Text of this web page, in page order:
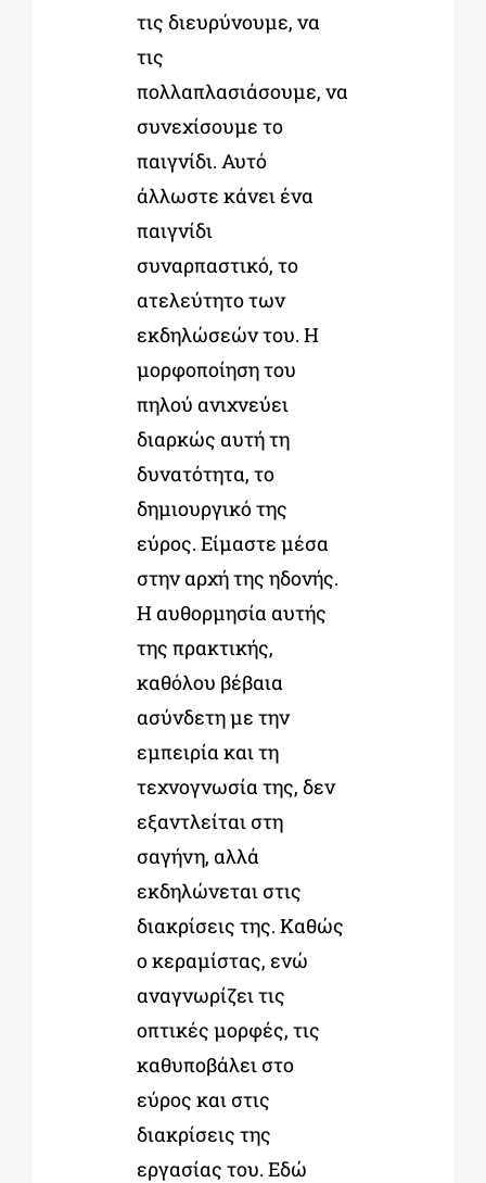
τις διευρύνουμε, να
τις
πολλαπλασιάσουμε, να
συνεχίσουμε το
παιγνίδι. Αυτό
άλλωστε κάνει ένα
παιγνίδι
συναρπαστικό, το
ατελεύτητο των
εκδηλώσεών του. Η
μορφοποίηση του
πηλού ανιχνεύει
διαρκώς αυτή τη
δυνατότητα, το
δημιουργικό της
εύρος. Είμαστε μέσα
στην αρχή της ηδονής.
Η αυθορμησία αυτής
της πρακτικής,
καθόλου βέβαια
ασύνδετη με την
εμπειρία και τη
τεχνογνωσία της, δεν
εξαντλείται στη
σαγήνη, αλλά
εκδηλώνεται στις
διακρίσεις της. Καθώς
ο κεραμίστας, ενώ
αναγνωρίζει τις
οπτικές μορφές, τις
καθυποβάλει στο
εύρος και στις
διακρίσεις της
εργασίας του. Εδώ